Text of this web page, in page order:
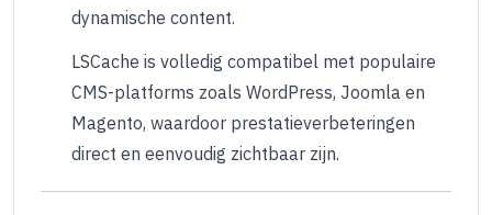
dynamische content.
LSCache is volledig compatibel met populaire
CMS-platforms zoals WordPress, Joomla en
Magento, waardoor prestatieverbeteringen
direct en eenvoudig zichtbaar zijn.